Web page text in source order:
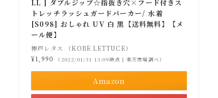
LL ] ダブルジップ☆指抜き穴×フード付きス
トレッチラッシュガードパーカー/ 水着
[S098] おしゃれ UV 白 黒【送料無料】【メ
ール便】
神戸レタス （KOBE LETTUCE）
¥1,990
（2022/01/31 13:09時点 | 楽天市場調べ）
Amazon